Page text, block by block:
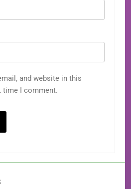
and website in this
time I comment.